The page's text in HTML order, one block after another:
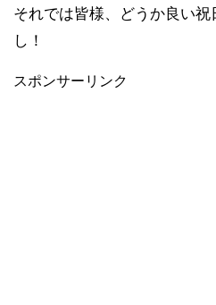
それでは皆様、どうか良い祝
し！
スポンサーリンク